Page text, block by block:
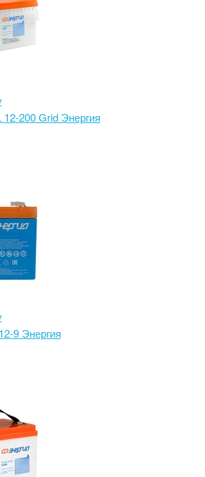
200 Grid Энергия
9 Энергия